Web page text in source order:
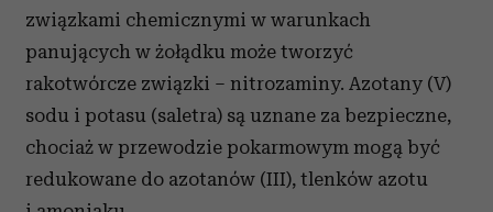
związkami chemicznymi w warunkach
panujących w żołądku może tworzyć
rakotwórcze związki – nitrozaminy. Azotany (V)
sodu i potasu (saletra) są uznane za bezpieczne,
chociaż w przewodzie pokarmowym mogą być
redukowane do azotanów (III), tlenków azotu